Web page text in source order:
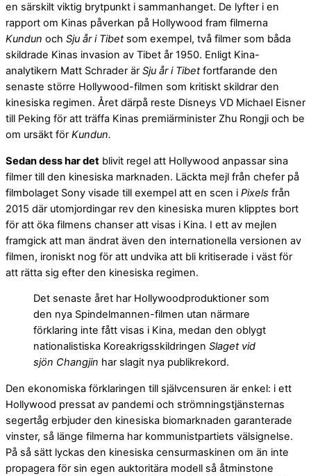
en särskilt viktig brytpunkt i sammanhanget. De lyfter i en
rapport om Kinas påverkan på Hollywood fram filmerna
Kundun och Sju år i Tibet som exempel, två filmer som båda
skildrade Kinas invasion av Tibet år 1950. Enligt Kina-
analytikern Matt Schrader är Sju år i Tibetfortfarande den
senaste större Hollywood-filmen som kritiskt skildrar den
kinesiska regimen. Året därpå reste Disneys VD Michael Eisner
till Peking för att träffa Kinas premiärminister Zhu Rongji och be
om ursäkt för Kundun.
Sedan dess har det blivit regel att Hollywood anpassar sina
filmer till den kinesiska marknaden. Läckta mejl från chefer på
filmbolaget Sony visade till exempel att en scen i Pixels från
2015 där utomjordingar rev den kinesiska muren klipptes bort
för att öka filmens chanser att visas i Kina. I ett av mejlen
framgick att man ändrat även den internationella versionen av
filmen, ironiskt nog för att undvika att bli kritiserade i väst för
att rätta sig efter den kinesiska regimen.
Det senaste året har Hollywoodproduktioner som
den nya Spindelmannen-filmen utan närmare
förklaring inte fått visas i Kina, medan den oblygt
nationalistiska Koreakrigsskildringen Slaget vid
sjön Changjin har slagit nya publikrekord.
Den ekonomiska förklaringen till självcensuren är enkel: i ett
Hollywood pressat av pandemi och strömningstjänsternas
segertåg erbjuder den kinesiska biomarknaden garanterade
vinster, så länge filmerna har kommunistpartiets välsignelse.
På så sätt lyckas den kinesiska censurmaskinen om än inte
propagera för sin egen auktoritära modell så åtminstone